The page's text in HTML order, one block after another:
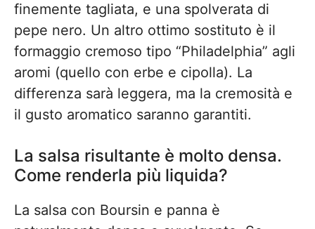
finemente tagliata, e una spolverata di
pepe nero. Un altro ottimo sostituto è il
formaggio cremoso tipo “Philadelphia” agli
aromi (quello con erbe e cipolla). La
differenza sarà leggera, ma la cremosità e
il gusto aromatico saranno garantiti.
La salsa risultante è molto densa.
Come renderla più liquida?
La salsa con Boursin e panna è